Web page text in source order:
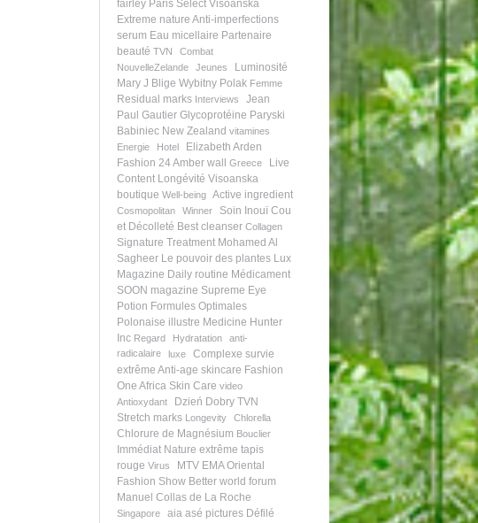
fairley Paris Select Visoanska
Extreme nature Anti-imperfections
serum Eau micellaire Partenaire
beauté TVN
Combat
NouvelleZelande
Jeunes
Luminosité
Mary J Blige Wybitny Polak Femme
Residual marks Interviews
Jean
Paul Gautier Glycoprotéine Paryski
Babiniec New Zealand vitamines
Energie
Hotel
Elizabeth Arden
Fashion 24Amber wall Greece
Live
Content Longévité Visoanska
boutique Well-being Active ingredient
Cosmopolitan Winner
Soin Inouï Cou
et Décolleté Best cleanser Collagen
Signature Treatment Mohamed Al
Sagheer Le pouvoir des plantes Lux
Magazine Daily routine Médicament
SOON magazine Supreme Eye
Potion Formules Optimales
Polonaise illustre Medicine Hunter
Inc Regard Hydratation anti-
radicalaire luxe
Complexe survie
extrême Anti-age skincare Fashion
One Africa Skin Care video
Antioxydant
Dzień Dobry TVN
Stretch marks Longevity Chlorella
Chlorure de Magnésium Bouclier
Immédiat Nature extrême tapis
rouge Virus MTV EMA Oriental
Fashion Show Better world forum
Manuel Collas de La Roche
Singapore aia asé pictures Défilé